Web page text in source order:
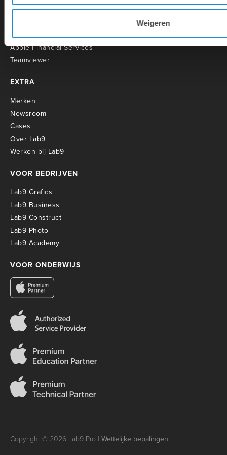
Weigeren
Installaties
Opleidingen
Apple Financial Services
Teamviewer
EXTRA
Merken
Newsroom
Cases
Over Lab9
Werken bij Lab9
VOOR BEDRIJVEN
Lab9 Grafics
Lab9 Business
Lab9 Construct
Lab9 Photo
Lab9 Academy
VOOR ONDERWIJS
Copyright © 2026 Lab9 Pro | Wettelijke bepalingen